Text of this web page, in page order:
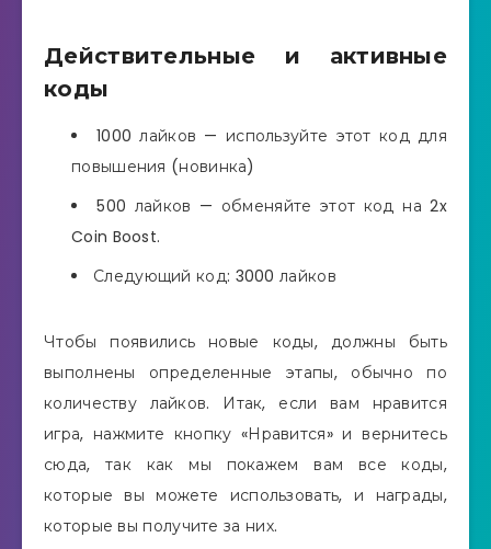
Действительные и активные
коды
1000 лайков — используйте этот код для
повышения (новинка)
500 лайков — обменяйте этот код на 2x
Coin Boost.
Следующий код: 3000 лайков
Чтобы появились новые коды, должны быть
выполнены определенные этапы, обычно по
количеству лайков. Итак, если вам нравится
игра, нажмите кнопку «Нравится» и вернитесь
сюда, так как мы покажем вам все коды,
которые вы можете использовать, и награды,
которые вы получите за них.